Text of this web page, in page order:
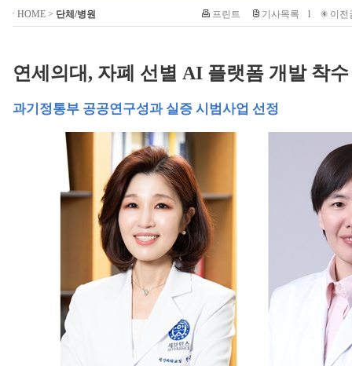
HOME> 단체/병원 프린트 기사목록 l 이전
연세의대, 자폐 선별 AI 플랫폼 개발 착수
과기정통부 공공연구성과 실증 시범사업 선정